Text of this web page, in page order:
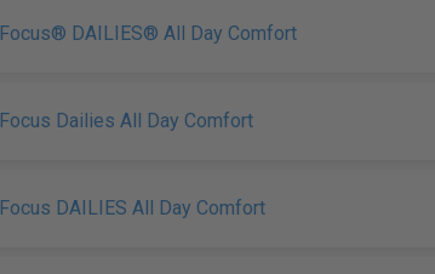
Focus® DAILIES® All Day Comfort
Focus Dailies All Day Comfort
Focus DAILIES All Day Comfort